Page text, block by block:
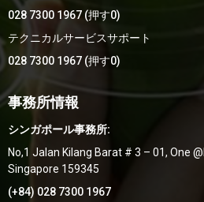
028 7300 1967 (押す0)
テクニカルサービスサポート
028 7300 1967 (押す0)
事務所情報
シンガポール事務所:
No,1 Jalan Kilang Barat # 3 – 01, One
Singapore 159345
(+84) 028 7300 1967